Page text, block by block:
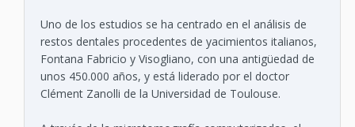
Uno de los estudios se ha centrado en el análisis de
restos dentales procedentes de yacimientos italianos,
Fontana Fabricio y Visogliano, con una antigüedad de
unos 450.000 años, y está liderado por el doctor
Clément Zanolli de la Universidad de Toulouse.